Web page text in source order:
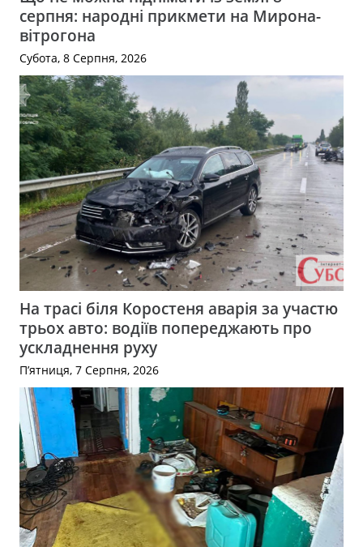
серпня: народні прикмети на Мирона-
вітрогона
Субота, 8 Серпня, 2026
На трасі біля Коростеня аварія за участю
трьох авто: водіїв попереджають про
ускладнення руху
П’ятниця, 7 Серпня, 2026